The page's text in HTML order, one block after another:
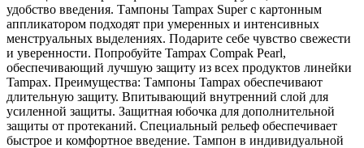
удобство введения. Тампоны Tampax Super с картонным
аппликатором подходят при умеренных и интенсивных
менструальных выделениях. Подарите себе чувство свежести
и уверенности. Попробуйте Tampax Compak Pearl,
обеспечивающий лучшую защиту из всех продуктов линейки
Tampax. Преимущества: Тампоны Tampax обеспечивают
длительную защиту. Впитывающий внутренний слой для
усиленной защиты. Защитная юбочка для дополнительной
защиты от протеканий. Специальный рельеф обеспечивает
быстрое и комфортное введение. Тампон в индивидуальной